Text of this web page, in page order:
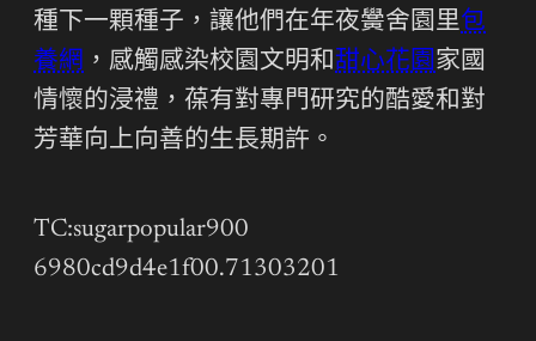
種下一顆種子，讓他們在年夜黌舍園里包
養網 ，感觸感染校園文明和甜心花園家國
情懷的浸禮，葆有對專門研究的酷愛和對
芳華向上向善的生長期許。
TC:sugarpopular900
6980cd9d4e1f00.71303201